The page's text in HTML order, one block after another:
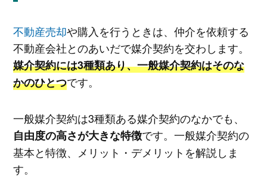
不動産売却や購入を行うときは、仲介を依頼する
不動産会社とのあいだで媒介契約を交わします。
媒介契約には3種類あり、一般媒介契約はそのな
かのひとつです。
一般媒介契約は3種類ある媒介契約のなかでも、
自由度の高さが大きな特徴です。一般媒介契約の
基本と特徴、メリット・デメリットを解説しま
す。